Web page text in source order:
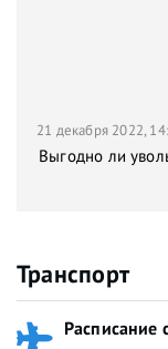
21 декабря 2022,
Выгодно ли
Транспорт
Расписание